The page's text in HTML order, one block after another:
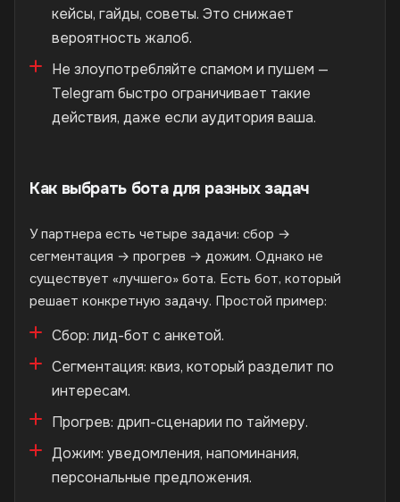
кейсы, гайды, советы. Это снижает
вероятность жалоб.
Не злоупотребляйте спамом и пушем —
Telegram быстро ограничивает такие
действия, даже если аудитория ваша.
Как выбрать бота для разных задач
У партнера есть четыре задачи: сбор →
сегментация → прогрев → дожим. Однако не
существует «лучшего» бота. Есть бот, который
решает конкретную задачу. Простой пример:
Сбор: лид-бот с анкетой.
Сегментация: квиз, который разделит по
интересам.
Прогрев: дрип-сценарии по таймеру.
Дожим: уведомления, напоминания,
персональные предложения.